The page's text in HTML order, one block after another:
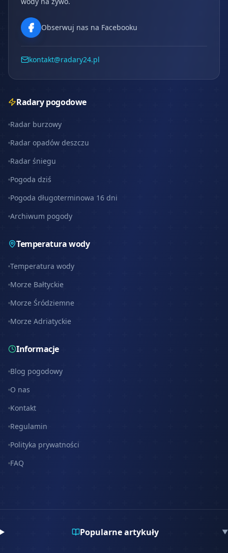
Obserwuj nas na Facebooku
kontakt@radary24.pl
Radary pogodowe
Radar burzowy
Radar opadów deszczu
Radar śniegu
Pogoda dziś
Pogoda długoterminowa 16 dni
Archiwum pogody
Temperatura wody
Temperatura wody
Morze Bałtyckie
Morze Śródziemne
Morze Adriatyckie
Informacje
Blog pogodowy
O nas
Kontakt
Regulamin
Polityka prywatności
FAQ
Popularne artykuły ▼